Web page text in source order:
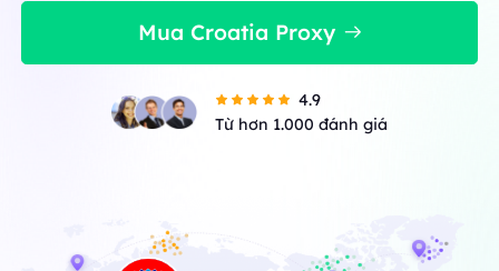
Mua Croatia Proxy
4.9
Từ hơn 1.000 đánh giá